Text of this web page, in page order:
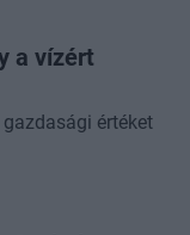
a vízért
értéket